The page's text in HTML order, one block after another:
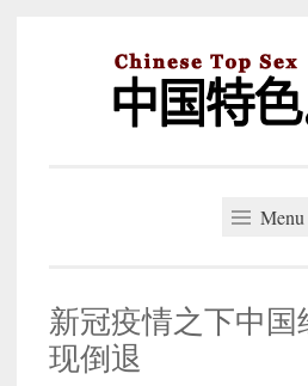
Menu
新冠疫情之下中国
现倒退